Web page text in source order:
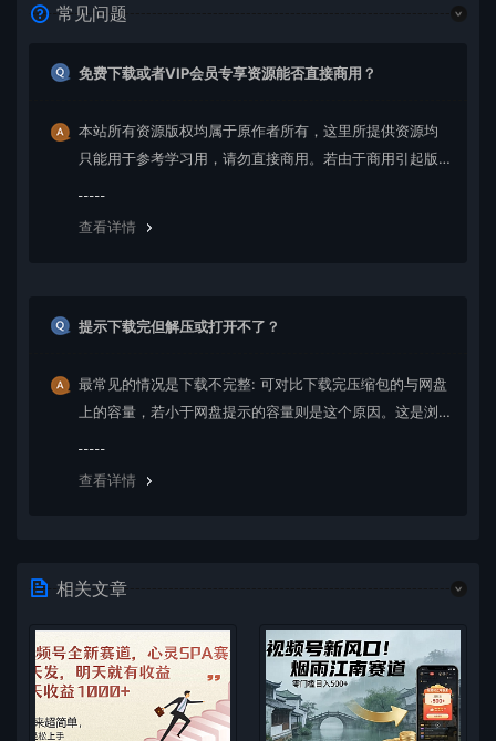
常见问题
免费下载或者VIP会员专享资源能否直接商用？
本站所有资源版权均属于原作者所有，这里所提供资源均
只能用于参考学习用，请勿直接商用。若由于商用引起版
查看详情
提示下载完但解压或打开不了？
最常见的情况是下载不完整: 可对比下载完压缩包的与网盘
上的容量，若小于网盘提示的容量则是这个原因。这是浏
查看详情
相关文章